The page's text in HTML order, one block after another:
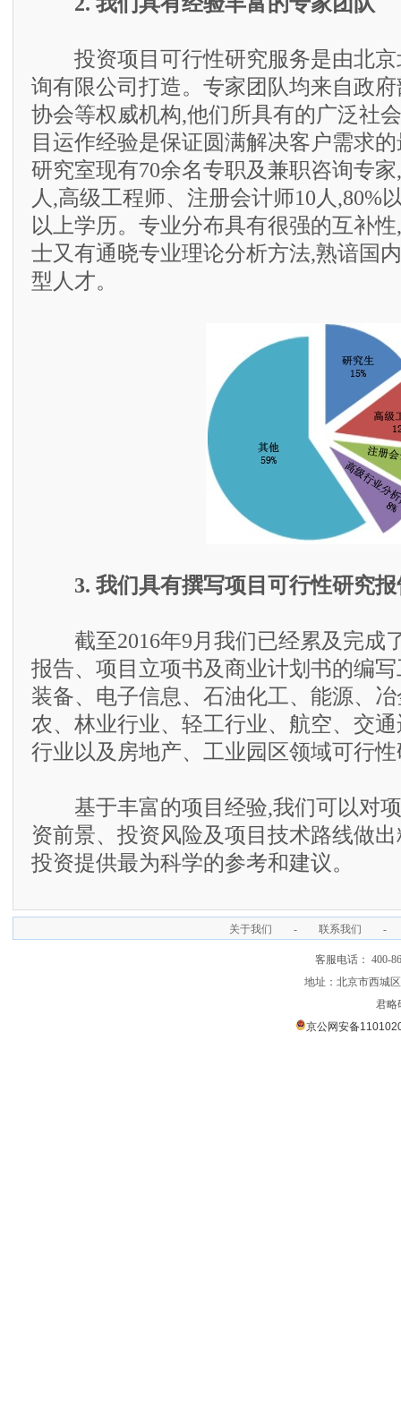
投资项目可行性研究服务是由北京
询有限公司打造。专家团队均来自政
协会等权威机构,他们所具有的广泛社
目运作经验是保证圆满解决客户需求
研究室现有70余名专职及兼职咨询专
人,高级工程师、注册会计师10人,80%
以上学历。专业分布具有很强的互补
士又有通晓专业理论分析方法,熟谙国
型人才。
3. 我们具有撰写项目可行性研究
截至2016年9月我们已经累及完成
报告、项目立项书及商业计划书的编
装备、电子信息、石油化工、能源、
农、林业行业、轻工行业、航空、交
行业以及房地产、工业园区领域可行
基于丰富的项目经验,我们可以对项
资前景、投资风险及项目技术路线做
投资提供最为科学的参考和建议。
关于我们 - 联系我们 -
客服电话： 400-
地址：北京市西城
君略
京公网安备